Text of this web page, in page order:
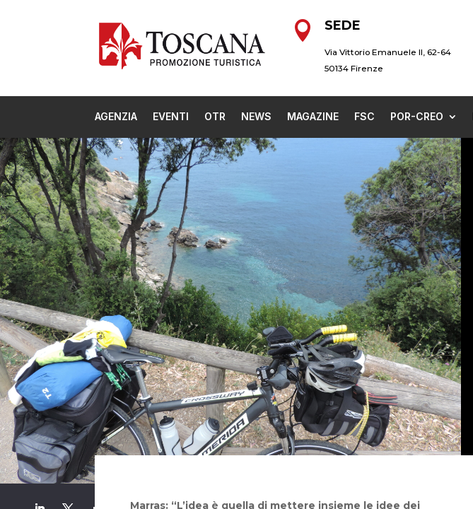
 SEDE
Via Vittorio Emanuele II, 62-64
50134 Firenze
AGENZIA EVENTI OTR NEWS MAGAZINE FSC POR-CREO
Marras: “L’idea è quella di mettere insieme le idee dei